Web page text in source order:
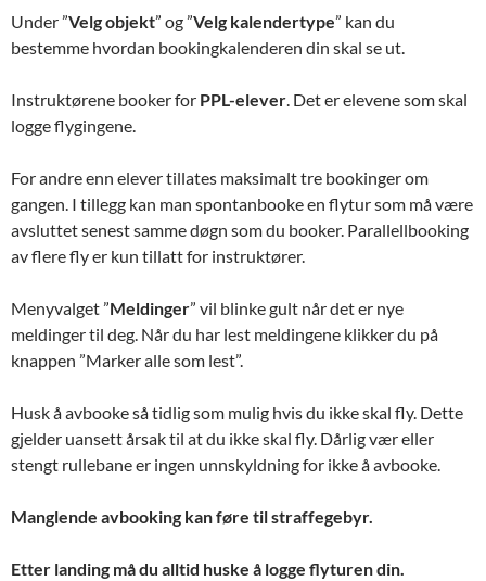
Under ”Velg objekt” og ”Velg kalendertype” kan du
bestemme hvordan bookingkalenderen din skal se ut.
Instruktørene booker for PPL-elever. Det er elevene som skal
logge flygingene.
For andre enn elever tillates maksimalt tre bookinger om
gangen. I tillegg kan man spontanbooke en flytur som må være
avsluttet senest samme døgn som du booker. Parallellbooking
av flere fly er kun tillatt for instruktører.
Menyvalget ”Meldinger” vil blinke gult når det er nye
meldinger til deg. Når du har lest meldingene klikker du på
knappen ”Marker alle som lest”.
Husk å avbooke så tidlig som mulig hvis du ikke skal fly. Dette
gjelder uansett årsak til at du ikke skal fly. Dårlig vær eller
stengt rullebane er ingen unnskyldning for ikke å avbooke.
Manglende avbooking kan føre til straffegebyr.
Etter landing må du alltid huske å logge flyturen din.